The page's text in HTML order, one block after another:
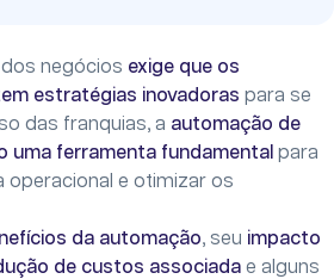
dos negócios exige que os
estratégias inovadoras para se
das franquias, a automação de
uma ferramenta fundamental para
operacional e otimizar os
da automação, seu impacto
de custos associada e alguns